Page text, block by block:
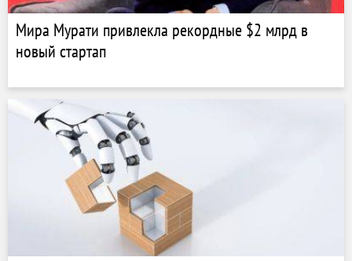
Мира Мурати привлекла рекордные $2 млрд в
новый стартап